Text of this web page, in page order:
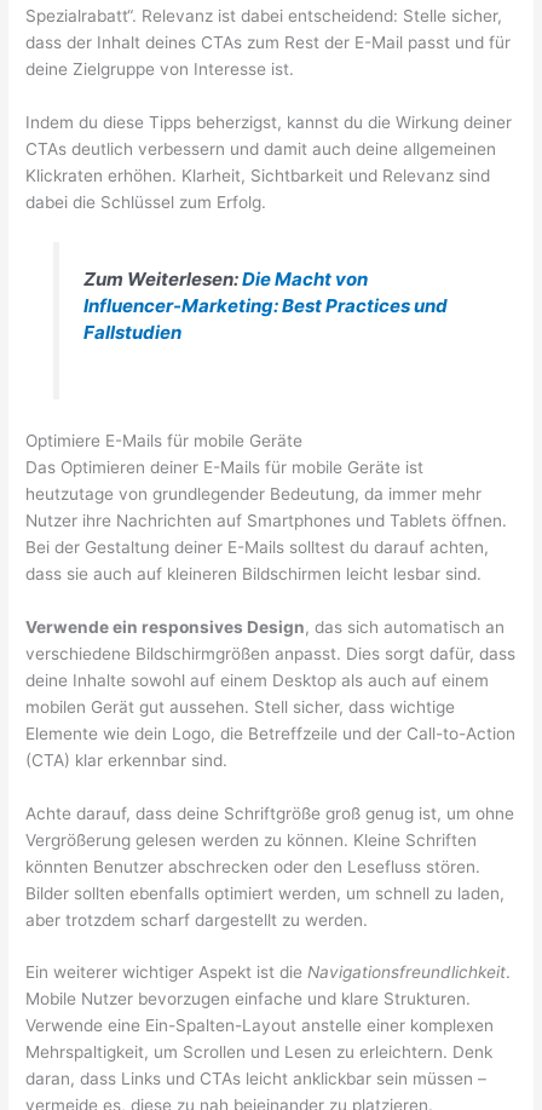
Spezialrabatt“. Relevanz ist dabei entscheidend: Stelle sicher,
dass der Inhalt deines CTAs zum Rest der E-Mail passt und für
deine Zielgruppe von Interesse ist.
Indem du diese Tipps beherzigst, kannst du die Wirkung deiner
CTAs deutlich verbessern und damit auch deine allgemeinen
Klickraten erhöhen. Klarheit, Sichtbarkeit und Relevanz sind
dabei die Schlüssel zum Erfolg.
Zum Weiterlesen:Die Macht von
Influencer-Marketing: Best Practices und
Fallstudien
Optimiere E-Mails für mobile Geräte
Das Optimieren deiner E-Mails für mobile Geräte ist
heutzutage von grundlegender Bedeutung, da immer mehr
Nutzer ihre Nachrichten auf Smartphones und Tablets öffnen.
Bei der Gestaltung deiner E-Mails solltest du darauf achten,
dass sie auch auf kleineren Bildschirmen leicht lesbar sind.
Verwende ein responsives Design, das sich automatisch an
verschiedene Bildschirmgrößen anpasst. Dies sorgt dafür, dass
deine Inhalte sowohl auf einem Desktop als auch auf einem
mobilen Gerät gut aussehen. Stell sicher, dass wichtige
Elemente wie dein Logo, die Betreffzeile und der Call-to-Action
(CTA) klar erkennbar sind.
Achte darauf, dass deine Schriftgröße groß genug ist, um ohne
Vergrößerung gelesen werden zu können. Kleine Schriften
könnten Benutzer abschrecken oder den Lesefluss stören.
Bilder sollten ebenfalls optimiert werden, um schnell zu laden,
aber trotzdem scharf dargestellt zu werden.
Ein weiterer wichtiger Aspekt ist dieNavigationsfreundlichkeit.
Mobile Nutzer bevorzugen einfache und klare Strukturen.
Verwende eine Ein-Spalten-Layout anstelle einer komplexen
Mehrspaltigkeit, um Scrollen und Lesen zu erleichtern. Denk
daran, dass Links und CTAs leicht anklickbar sein müssen –
vermeide es, diese zu nah beieinander zu platzieren.